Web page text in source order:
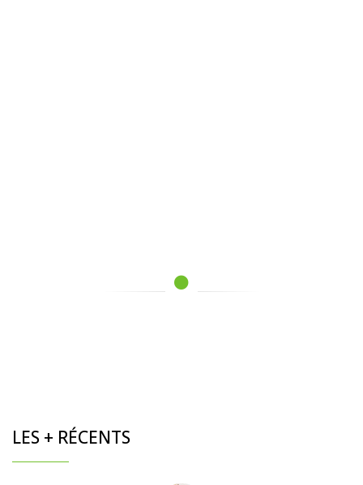
LES + RÉCENTS